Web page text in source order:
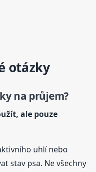
otázky
na průjem?
ale pouze
uhlí nebo
stav psa. Ne všechny